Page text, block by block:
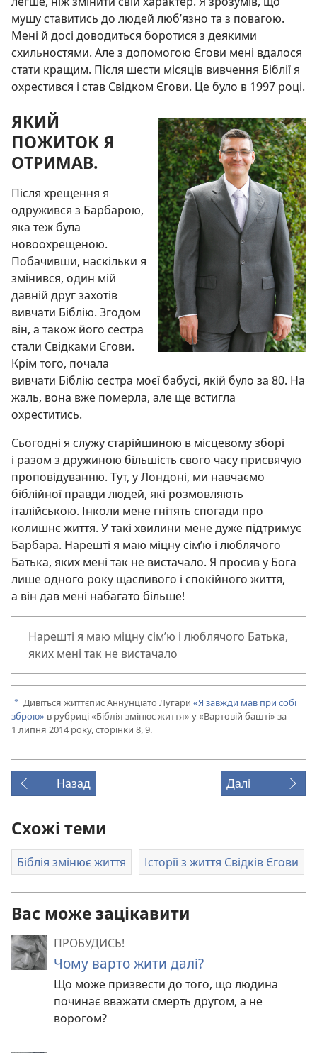
мушу ставитись до людей люб’язно та з повагою.
Мені й досі доводиться боротися з деякими
схильностями. Але з допомогою Єгови мені вдалося
стати кращим. Після шести місяців вивчення Біблії я
охрестився і став Свідком Єгови. Це було в 1997 році.
ЯКИЙ
ПОЖИТОК Я
ОТРИМАВ.
Після хрещення я
одружився з Барбарою,
яка теж була
новоохрещеною.
Побачивши, наскільки я
змінився, один мій
давній друг захотів
вивчати Біблію. Згодом
він, а також його сестра
стали Свідками Єгови.
Крім того, почала
вивчати Біблію сестра моєї бабусі, якій було за 80. На
жаль, вона вже померла, але ще встигла
охреститись.
Сьогодні я служу старійшиною в місцевому зборі
і разом з дружиною більшість свого часу присвячую
проповідуванню. Тут, у Лондоні, ми навчаємо
біблійної правди людей, які розмовляють
італійською. Інколи мене гнітять спогади про
колишнє життя. У такі хвилини мене дуже підтримує
Барбара. Нарешті я маю міцну сім’ю і люблячого
Батька, яких мені так не вистачало. Я просив у Бога
лише одного року щасливого і спокійного життя,
а він дав мені набагато більше!
Нарешті я маю міцну сім’ю і люблячого Батька,
яких мені так не вистачало
a Дивіться життєпис Аннунціато Лугари «Я завжди мав при собі
зброю» в рубриці «Біблія змінює життя» у «Вартовій башті» за
1 липня 2014 року, сторінки 8, 9.
Назад Далі
Схожі теми
Біблія змінює життя Історії з життя Свідків Єгови
Вас може зацікавити
ПРОБУДИСЬ!
Чому варто жити далі?
Що може призвести до того, що людина
починає вважати смерть другом, а не
ворогом?